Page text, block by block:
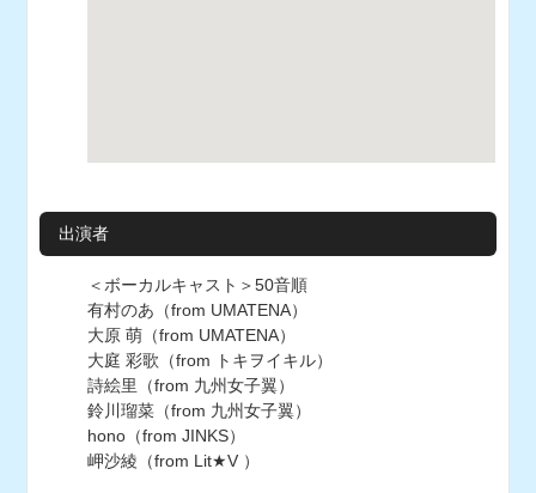
出演者
＜ボーカルキャスト＞50音順
有村のあ（from UMATENA）
大原 萌（from UMATENA）
大庭 彩歌（from トキヲイキル）
詩絵里（from 九州女子翼）
鈴川瑠菜（from 九州女子翼）
hono（from JINKS）
岬沙綾（from Lit★V ）